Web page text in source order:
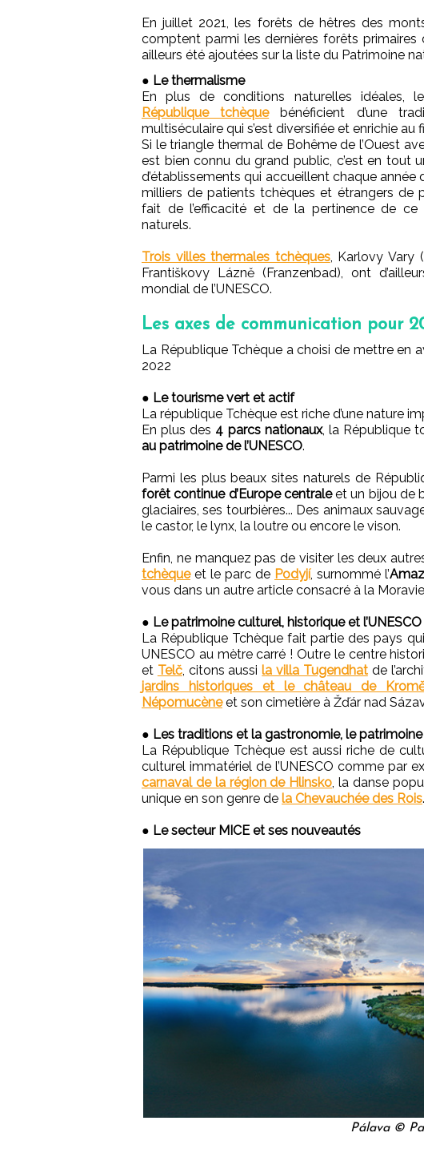
En juillet 2021, les forêts de hêtres des
comptent parmi les dernières forêts
ailleurs été ajoutées sur la liste du Patrimoine
● Le thermalisme
En plus de conditions naturelles idéales,
République tchèquebénéficient d’une
multiséculaire qui s’est diversifiée et enrichie au
Si le triangle thermal de Bohême de l’Ouest
est bien connu du grand public, c’est en tout
d’établissements qui accueillent chaque année
milliers de patients tchèques et étrangers de
fait de l’efficacité et de la pertinence de
naturels.
Trois villes thermales tchèques, Karlovy Vary
Františkovy Lázně (Franzenbad), ont
mondial de l’UNESCO.
Les axes de communication pour
La République Tchèque a choisi de mettre en
2022
● Le tourisme vert et actif
La république Tchèque est riche d’une nature
En plus des 4 parcs nationaux, la République
au patrimoine de l’UNESCO.
Parmi les plus beaux sites naturels de
forêt continue d’Europe centraleet un bijou de
glaciaires, ses tourbières... Des animaux
le castor, le lynx, la loutre ou encore le vison.
Enfin, ne manquez pas de visiter les deux
tchèqueet le parc de Podyjí, surnommé l’
vous dans un autre article consacré à la
● Le patrimoine culturel, historique et l’UNESCO
La République Tchèque fait partie des pays
UNESCO au mètre carré ! Outre le centre
et Telč, citons aussila villa Tugendhatde
jardins historiques et le château de
Népomucèneet son cimetière à Žďár nad
● Les traditions et la gastronomie, le patrimoine
La République Tchèque est aussi riche de
culturel immatériel de l’UNESCO comme par
carnaval de la région de Hlinsko, la danse
unique en son genre de la Chevauchée des Rois
● Le secteur MICE et ses nouveautés
Pálava ©